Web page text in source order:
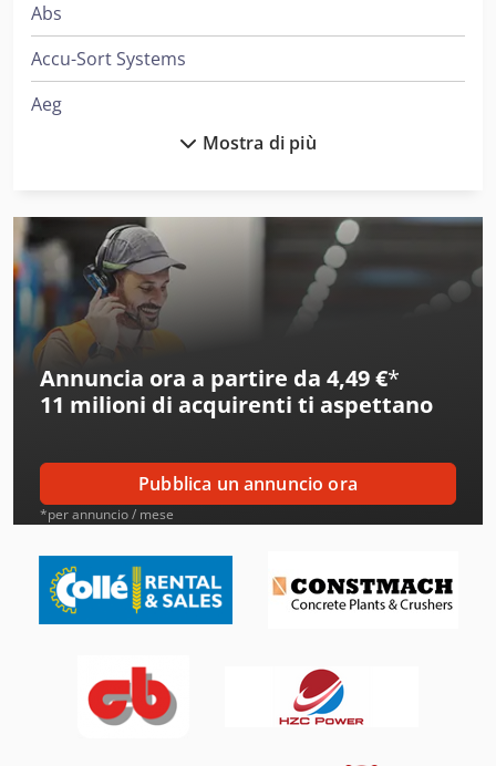
Abs
Accu-Sort Systems
Aeg
Alberti
Alcoa
Ams
Amt
Aro
Atb
Atlas Copco
Ausa
Avia
Mostra di più
Annuncia ora a partire da 4,49 €*
11 milioni di acquirenti ti aspettano
Pubblica un annuncio ora
*per annuncio / mese